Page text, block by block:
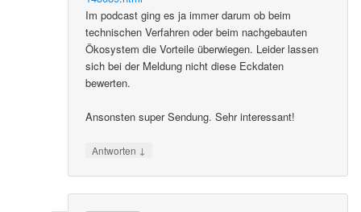
Im podcast ging es ja immer darum ob beim
technischen Verfahren oder beim nachgebauten
Ökosystem die Vorteile überwiegen. Leider lassen
sich bei der Meldung nicht diese Eckdaten
bewerten.
Ansonsten super Sendung. Sehr interessant!
Antworten ↓